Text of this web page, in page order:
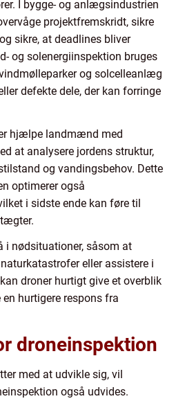
I bygge- og anlægsindustrien
projektfremskridt, sikre
sikre, at deadlines bliver
og solenergiinspektion bruges
og solcelleanlæg
defekte dele, der kan forringe
hjælpe landmænd med
at analysere jordens struktur,
og vandingsbehov. Dette
optimerer også
i sidste ende kan føre til
i nødsituationer, såsom at
eller assistere i
droner hurtigt give et overblik
hurtigere respons fra
droneinspektion
med at udvikle sig, vil
også udvides.